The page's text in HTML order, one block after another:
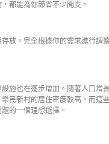
都能為你節省不少開支。
放，完全根據你的需求進行調
施也在逐步增加。隨著人口增
民新村的居住密度較高，而這
的一個理想選擇。